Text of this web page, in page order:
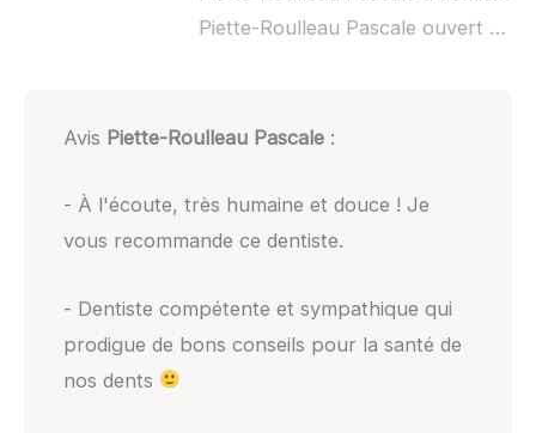
Piette-Roulleau Pascale ouvert dimanche :
Avis Piette-Roulleau Pascale:
- À l'écoute, très humaine et douce ! Je
vous recommande ce dentiste.
- Dentiste compétente et sympathique qui
prodigue de bons conseils pour la santé de
nos dents